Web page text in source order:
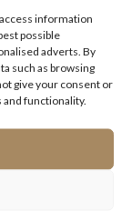
information
possible
adverts. By
such as browsing
give your consent or
functionality.